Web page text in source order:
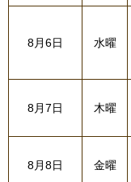
8月6日 水曜
8月7日 木曜
8月8日 金曜